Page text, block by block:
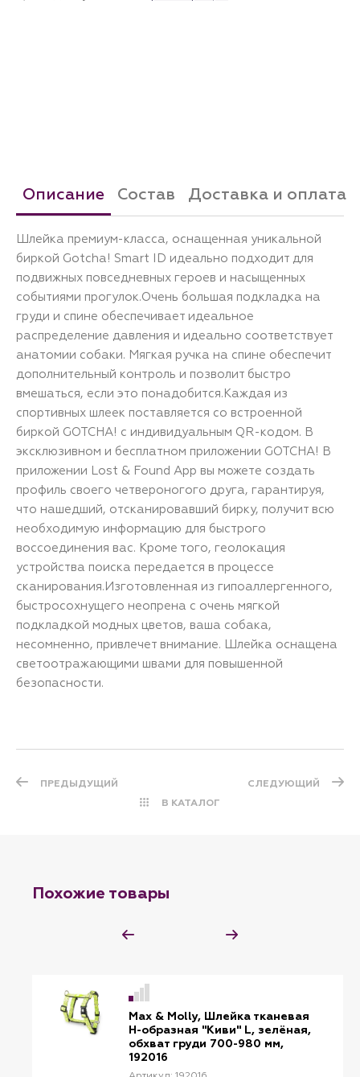
Описание Состав Доставка и оплата
Шлейка премиум-класса, оснащенная уникальной
биркой Gotcha! Smart ID идеально подходит для
подвижных повседневных героев и насыщенных
событиями прогулок.Очень большая подкладка на
груди и спине обеспечивает идеальное
распределение давления и идеально соответствует
анатомии собаки. Мягкая ручка на спине обеспечит
дополнительный контроль и позволит быстро
вмешаться, если это понадобится.Каждая из
спортивных шлеек поставляется со встроенной
биркой GOTCHA! с индивидуальным QR-кодом. В
эксклюзивном и бесплатном приложении GOTCHA! В
приложении Lost & Found App вы можете создать
профиль своего четвероногого друга, гарантируя,
что нашедший, отсканировавший бирку, получит всю
необходимую информацию для быстрого
воссоединения вас. Кроме того, геолокация
устройства поиска передается в процессе
сканирования.Изготовленная из гипоаллергенного,
быстросохнущего неопрена с очень мягкой
подкладкой модных цветов, ваша собака,
несомненно, привлечет внимание. Шлейка оснащена
светоотражающими швами для повышенной
безопасности.
ПРЕДЫДУЩИЙ
В КАТАЛОГ
СЛЕДУЮЩИЙ
Похожие товары
Max & Molly, Шлейка тканевая
H-образная "Киви" L, зелёная,
обхват груди 700-980 мм,
192016